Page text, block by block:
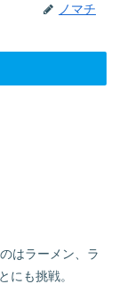
ノマチ
はラーメン、ラ
にも挑戦。